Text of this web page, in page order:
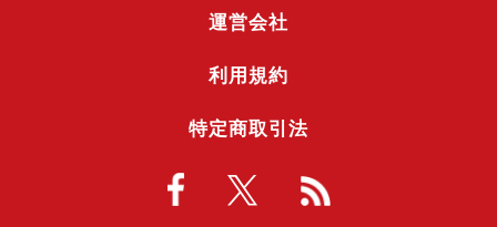
運営会社
利用規約
特定商取引法